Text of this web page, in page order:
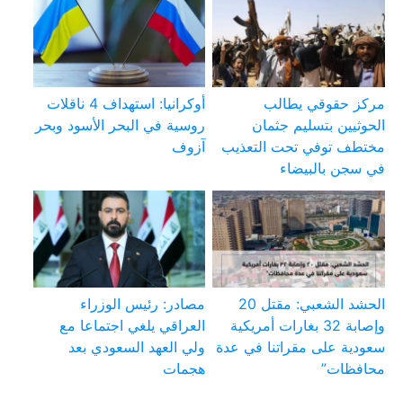
مركز حقوقي يطالب
الحوثيين بتسليم جثمان
مختطف توفي تحت التعذيب
في سجن بالبيضاء
أوكرانيا: استهداف 4 ناقلات
روسية في البحر الأسود وبحر
آزوف
الحشد الشعبي: مقتل 20
وإصابة 32 بغارات أمريكية
سعودية على مقراتنا في عدة
محافظات”
مصادر: رئيس الوزراء
العراقي يلغي اجتماعا مع
ولي العهد السعودي بعد
هجمات